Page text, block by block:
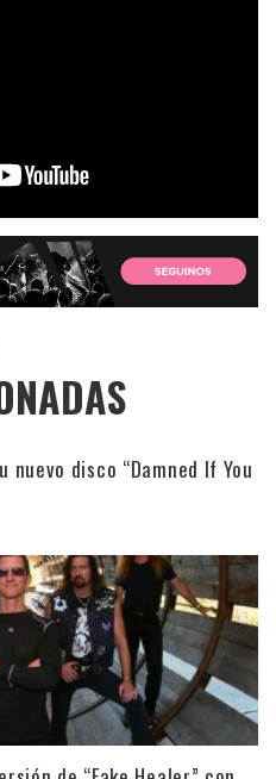
disco “Damned If You